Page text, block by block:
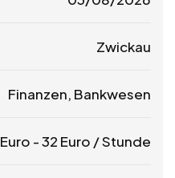
Zwickau
Finanzen, Bankwesen
Euro -32 Euro / Stunde